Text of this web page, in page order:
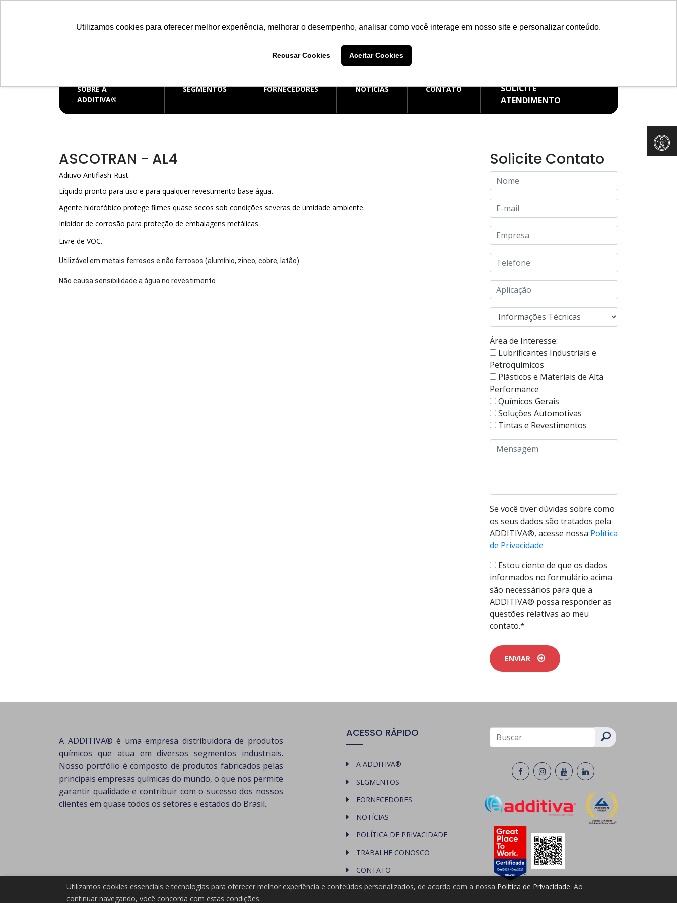
Utilizamos cookies para oferecer melhor experiência, melhorar o desempenho, analisar como você interage em nosso site e personalizar conteúdo.
Recusar Cookies Aceitar Cookies
vendas@additiva.com.br
SAC
0800 006 0050
SOBRE A
ADDITIVA®
SEGMENTOS FORNECEDORES NOTÍCIAS CONTATO
SOLICITE
ATENDIMENTO
ASCOTRAN - AL4
Aditivo Antiflash-Rust.
Líquido pronto para uso e para qualquer revestimento base água.
Agente hidrofóbico protege filmes quase secos sob condições severas de umidade ambiente.
Inibidor de corrosão para proteção de embalagens metálicas.
Livre de VOC.
Utilizável em metais ferrosos e não ferrosos (alumínio, zinco, cobre, latão).
Não causa sensibilidade a água no revestimento.
Solicite Contato
Área de Interesse:
Lubrificantes Industriais e
Petroquímicos
Plásticos e Materiais de Alta
Performance
Químicos Gerais
Soluções Automotivas
Tintas e Revestimentos
Se você tiver dúvidas sobre como
os seus dados são tratados pela
ADDITIVA®, acesse nossa Política
de Privacidade
Estou ciente de que os dados
informados no formulário acima
são necessários para que a
ADDITIVA® possa responder as
questões relativas ao meu
contato.*
ENVIAR
A ADDITIVA® é uma empresa distribuidora de produtos
químicos que atua em diversos segmentos industriais.
Nosso portfólio é composto de produtos fabricados pelas
principais empresas químicas do mundo, o que nos permite
garantir qualidade e contribuir com o sucesso dos nossos
clientes em quase todos os setores e estados do Brasil..
ACESSO RÁPIDO
A ADDITIVA®
SEGMENTOS
FORNECEDORES
NOTÍCIAS
POLÍTICA DE PRIVACIDADE
TRABALHE CONOSCO
CONTATO
Utilizamos cookies essenciais e tecnologias para oferecer melhor experiência e conteúdos personalizados, de acordo com a nossa Política de Privacidade. Ao
continuar navegando, você concorda com estas condições.